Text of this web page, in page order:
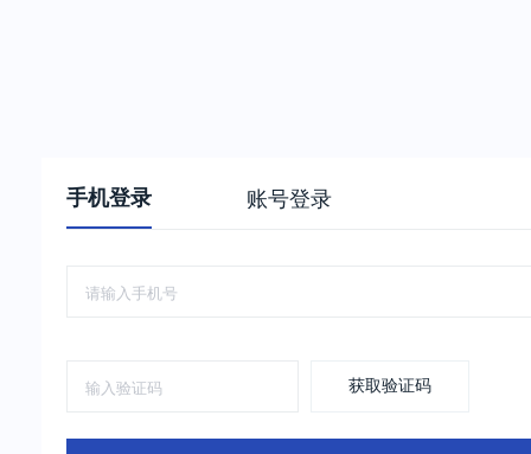
手机登录 账号登录
获取验证码